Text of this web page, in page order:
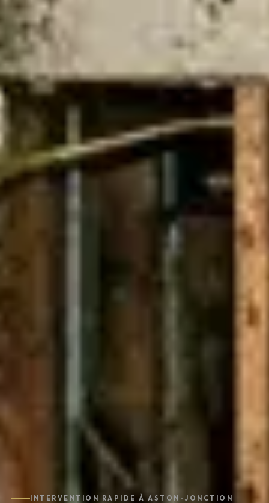
INTERVENTION RAPIDE À ASTON-JONCTION